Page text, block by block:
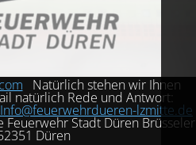
Natürlich stehen wir Ihnen
natürlich Rede und Antwort:
Info@feuerwehrdueren-lzmitte.de
Feuerwehr Stadt Düren Brüsseler
Düren